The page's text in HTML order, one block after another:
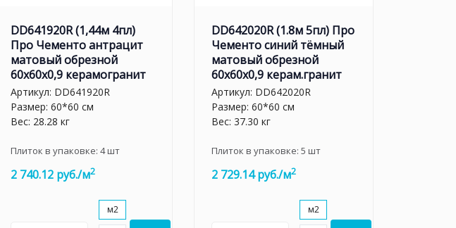
DD641920R (1,44м 4пл)
Про Чементо антрацит
матовый обрезной
60x60x0,9 керамогранит
Артикул: DD641920R
Размер: 60*60 см
Вес: 28.28 кг
Плиток в упаковке: 4шт
2 740.12 руб./м2
м2
DD642020R (1.8м 5пл) Про
Чементо синий тёмный
матовый обрезной
60x60x0,9 керам.гранит
Артикул: DD642020R
Размер: 60*60 см
Вес: 37.30 кг
Плиток в упаковке: 5 шт
2 729.14 руб./м2
м2